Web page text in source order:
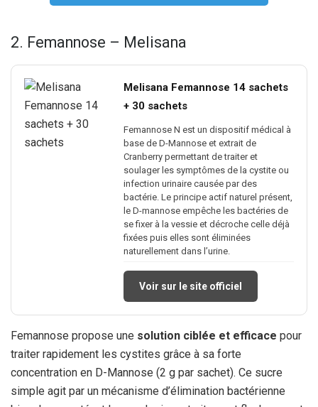
2. Femannose – Melisana
Melisana Femannose 14 sachets
+ 30 sachets
Femannose N est un dispositif médical à
base de D-Mannose et extrait de
Cranberry permettant de traiter et
soulager les symptômes de la cystite ou
infection urinaire causée par des
bactérie. Le principe actif naturel présent,
le D-mannose empêche les bactéries de
se fixer à la vessie et décroche celle déjà
fixées puis elles sont éliminées
naturellement dans l’urine.
Voir sur le site officiel
Femannose propose une solution ciblée et efficace pour
traiter rapidement les cystites grâce à sa forte
concentration en D-Mannose (2 g par sachet). Ce sucre
simple agit par un mécanisme d’élimination bactérienne